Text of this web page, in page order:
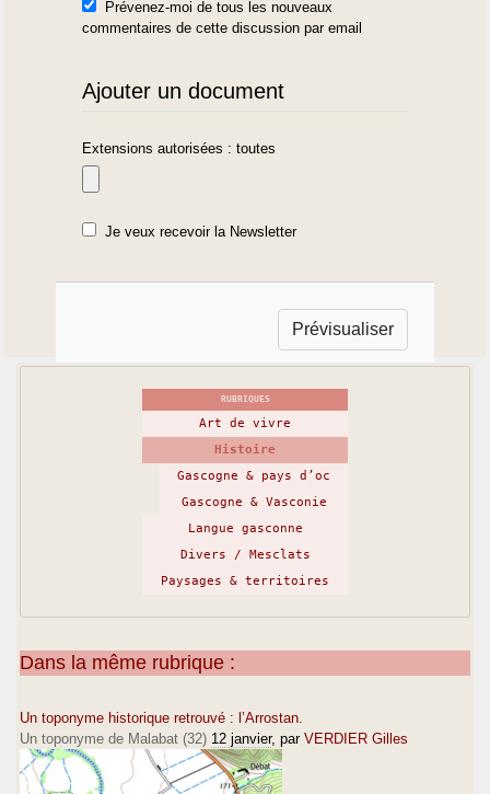
Prévenez-moi de tous les nouveaux
commentaires de cette discussion par email
Ajouter un document
Extensions autorisées : toutes
Je veux recevoir la Newsletter
RUBRIQUES
Art de vivre
Histoire
Gascogne & pays d’oc
Gascogne & Vasconie
Langue gasconne
Divers / Mesclats
Paysages & territoires
Dans la même rubrique :
Un toponyme historique retrouvé : l’Arrostan.
Un toponyme de Malabat (32) 12 janvier, par VERDIER Gilles